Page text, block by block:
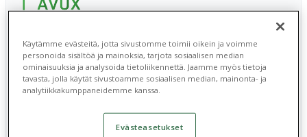
AVUX
Ylläpito
AVUX on kiinteistöhuolto- ja siivousyritykselle tehty
monet tehtävät kuten työnohjaus ja resurssointi,
työajanseuranta, viestinä sekä laskutus yhteen vaivattomaan
Käytämme evästeitä, jotta sivustomme toimii oikein ja voimme
personoida sisältöä ja mainoksia, tarjota sosiaalisen median
ominaisuuksia ja analysoida tietoliikennettä. Jaamme myös tietoja
tavasta, jolla käytät sivustoamme sosiaalisen median, mainonta- ja
analytiikkakumppaneidemme kanssa.
Evästeasetukset